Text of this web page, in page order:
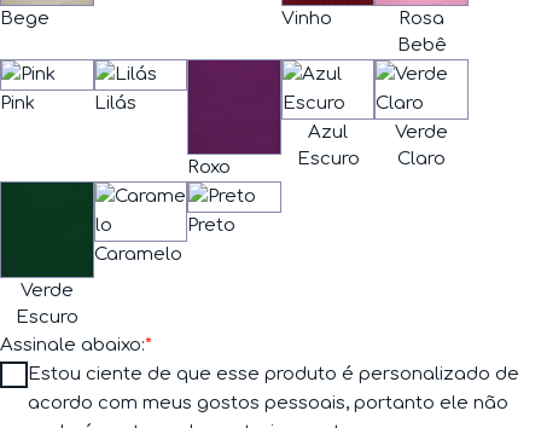
Bege
Vinho
Rosa
Bebê
Pink Lilás
Roxo
Azul
Escuro
Verde
Claro
Verde
Escuro
Caramelo
Preto
*
Assinale abaixo:
Estou ciente de que esse produto é personalizado de
acordo com meus gostos pessoais, portanto ele não